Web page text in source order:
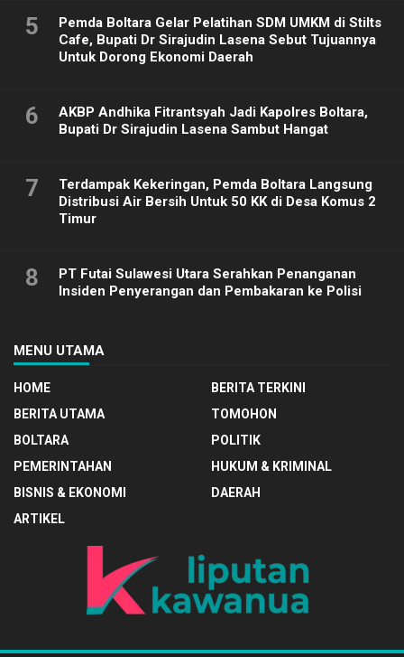
5
Pemda Boltara Gelar Pelatihan SDM UMKM di Stilts
Cafe, Bupati Dr Sirajudin Lasena Sebut Tujuannya
Untuk Dorong Ekonomi Daerah
6
AKBP Andhika Fitrantsyah Jadi Kapolres Boltara,
Bupati Dr Sirajudin Lasena Sambut Hangat
7
Terdampak Kekeringan, Pemda Boltara Langsung
Distribusi Air Bersih Untuk 50 KK di Desa Komus 2
Timur
8
PT Futai Sulawesi Utara Serahkan Penanganan
Insiden Penyerangan dan Pembakaran ke Polisi
MENU UTAMA
HOME
BERITA TERKINI
BERITA UTAMA
TOMOHON
BOLTARA
POLITIK
PEMERINTAHAN
HUKUM & KRIMINAL
BISNIS & EKONOMI
DAERAH
ARTIKEL